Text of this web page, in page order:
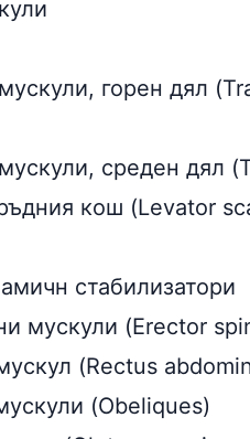
горен дял
среден дял
кош (Levator
стабилизатори
мускули (Erector
(Rectus
(Obeliques)